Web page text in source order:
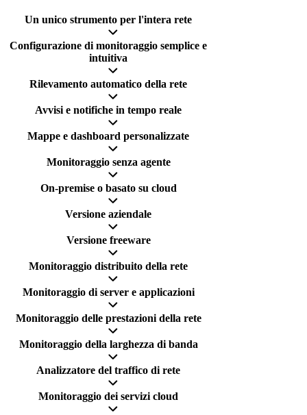
Un unico strumento per l'intera rete
Configurazione di monitoraggio semplice e
intuitiva
Rilevamento automatico della rete
Avvisi e notifiche in tempo reale
Mappe e dashboard personalizzate
Monitoraggio senza agente
On-premise o basato su cloud
Versione aziendale
Versione freeware
Monitoraggio distribuito della rete
Monitoraggio di server e applicazioni
Monitoraggio delle prestazioni della rete
Monitoraggio della larghezza di banda
Analizzatore del traffico di rete
Monitoraggio dei servizi cloud